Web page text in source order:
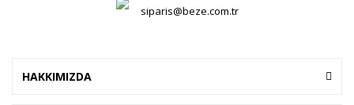
siparis@beze.com.tr
HAKKIMIZDA